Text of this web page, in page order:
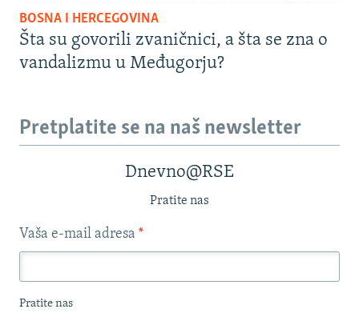
BOSNA I HERCEGOVINA
Šta su govorili zvaničnici, a šta se zna o
vandalizmu u Međugorju?
Pretplatite se na naš newsletter
Dnevno@RSE
Pratite nas
Vaša e-mail adresa *
Pratite nas